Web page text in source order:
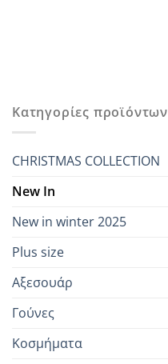
Κατηγορίες προϊόντων
CHRISTMAS COLLECTION
New In
New in winter 2025
Plus size
Αξεσουάρ
Γούνες
Κοσμήματα